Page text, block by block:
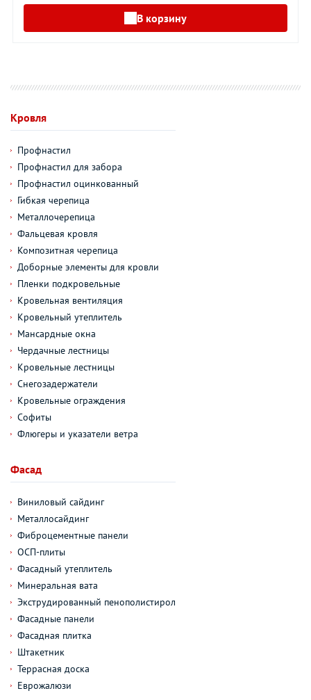
В корзину
Кровля
Профнастил
Профнастил для забора
Профнастил оцинкованный
Гибкая черепица
Металлочерепица
Фальцевая кровля
Композитная черепица
Доборные элементы для кровли
Пленки подкровельные
Кровельная вентиляция
Кровельный утеплитель
Мансардные окна
Чердачные лестницы
Кровельные лестницы
Снегозадержатели
Кровельные ограждения
Софиты
Флюгеры и указатели ветра
Фасад
Виниловый сайдинг
Металлосайдинг
Фиброцементные панели
ОСП-плиты
Фасадный утеплитель
Минеральная вата
Экструдированный пенополистирол
Фасадные панели
Фасадная плитка
Штакетник
Террасная доска
Еврожалюзи